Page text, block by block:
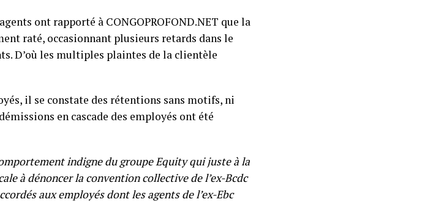
ont rapporté à CONGOPROFOND.NET que la
raté, occasionnant plusieurs retards dans le
D’où les multiples plaintes de la clientèle
il se constate des rétentions sans motifs, ni
en cascade des employés ont été
indigne du groupe Equity qui juste à la
à dénoncer la convention collective de l’ex-Bcdc
aux employés dont les agents de l’ex-Ebc